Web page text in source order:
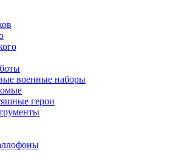
военные наборы
герои